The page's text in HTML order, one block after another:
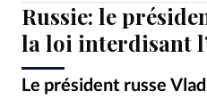
Monde
Bible
Toute l'actualité
Russie: le
la loi interdisant
Le président russe